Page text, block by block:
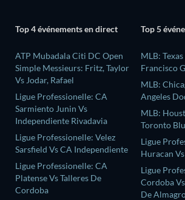
Top 4 événements en direct
ATP Mubadala Citi DC Open
Simple Messieurs: Fritz, Taylor
Vs Jodar, Rafael
Ligue Professionelle: CA
Sarmiento Junin Vs
Independiente Rivadavia
Ligue Professionelle: Velez
Sarsfield Vs CA Independiente
Ligue Professionelle: CA
Platense Vs Talleres De
Cordoba
Top 5
MLB: Texas
Francisco
MLB:
Angeles
MLB:
Toronto
Ligue
Huracan
Ligue
Cordoba
De